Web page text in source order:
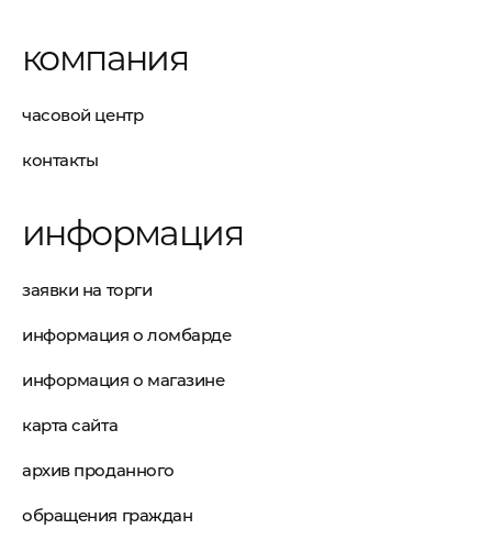
компания
часовой центр
контакты
информация
заявки на торги
информация о ломбарде
информация о магазине
карта сайта
архив проданного
обращения граждан